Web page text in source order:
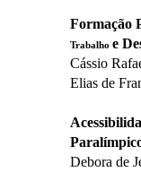
Formação
Trabalhoe
Cássio
Elias de
Debora de